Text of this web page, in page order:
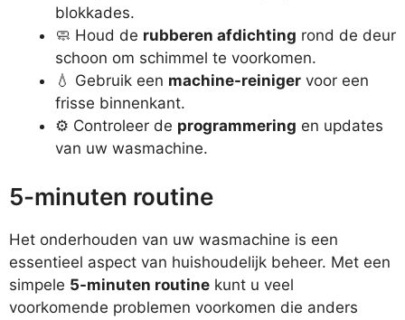
blokkades.
🧼 Houd de rubberen afdichting rond de deur
schoon om schimmel te voorkomen.
💧 Gebruik een machine-reiniger voor een
frisse binnenkant.
⚙️ Controleer de programmering en updates
van uw wasmachine.
5-minuten routine
Het onderhouden van uw wasmachine is een
essentieel aspect van huishoudelijk beheer. Met een
simpele 5-minuten routine kunt u veel
voorkomende problemen voorkomen die anders